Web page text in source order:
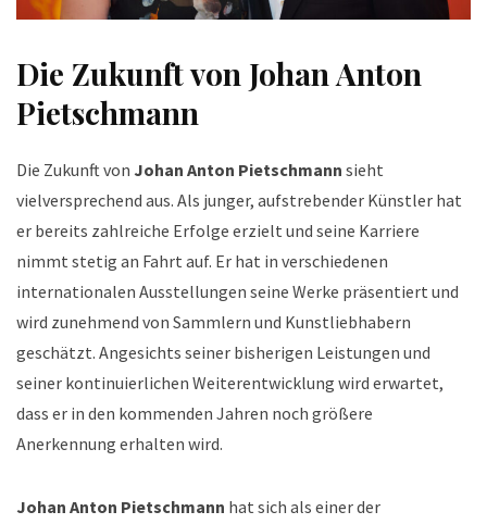
Die Zukunft von Johan Anton
Pietschmann
Die Zukunft von Johan Anton Pietschmann sieht
vielversprechend aus. Als junger, aufstrebender Künstler hat
er bereits zahlreiche Erfolge erzielt und seine Karriere
nimmt stetig an Fahrt auf. Er hat in verschiedenen
internationalen Ausstellungen seine Werke präsentiert und
wird zunehmend von Sammlern und Kunstliebhabern
geschätzt. Angesichts seiner bisherigen Leistungen und
seiner kontinuierlichen Weiterentwicklung wird erwartet,
dass er in den kommenden Jahren noch größere
Anerkennung erhalten wird.
Johan Anton Pietschmann hat sich als einer der